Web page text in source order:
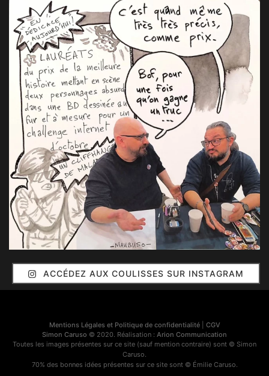
ACCÉDEZ AUX COULISSES SUR INSTAGRAM
Mentions Légales et Politique de confidentialité| CGV
Simon Caruso © 2020. Réalisation : Arion Communication
Toutes les images présentes sur ce site (sauf mention contraire) sont © Simon
Caruso.
70% des bonnes idées présentes sur ce site sont © Émilie Caruso.